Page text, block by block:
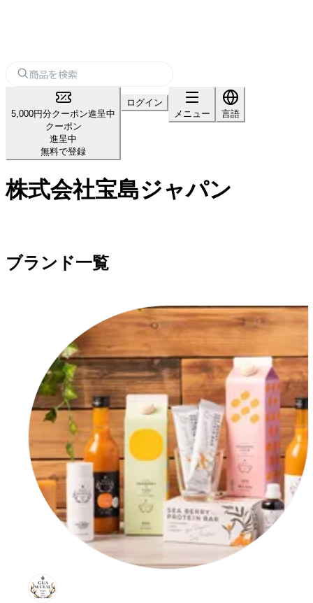
5,000円分クーポン進呈中
クーポン
進呈中
無料で登録
ログイン
メニュー
言語
株式会社宝島ジャパン
ブランド一覧